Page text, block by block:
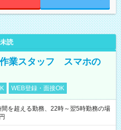
未読
作業スタッフ スマホの
WEB登録・面接OK
を超える勤務、22時～翌5時勤務の場